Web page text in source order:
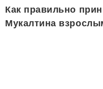
Как правильно
Мукалтина